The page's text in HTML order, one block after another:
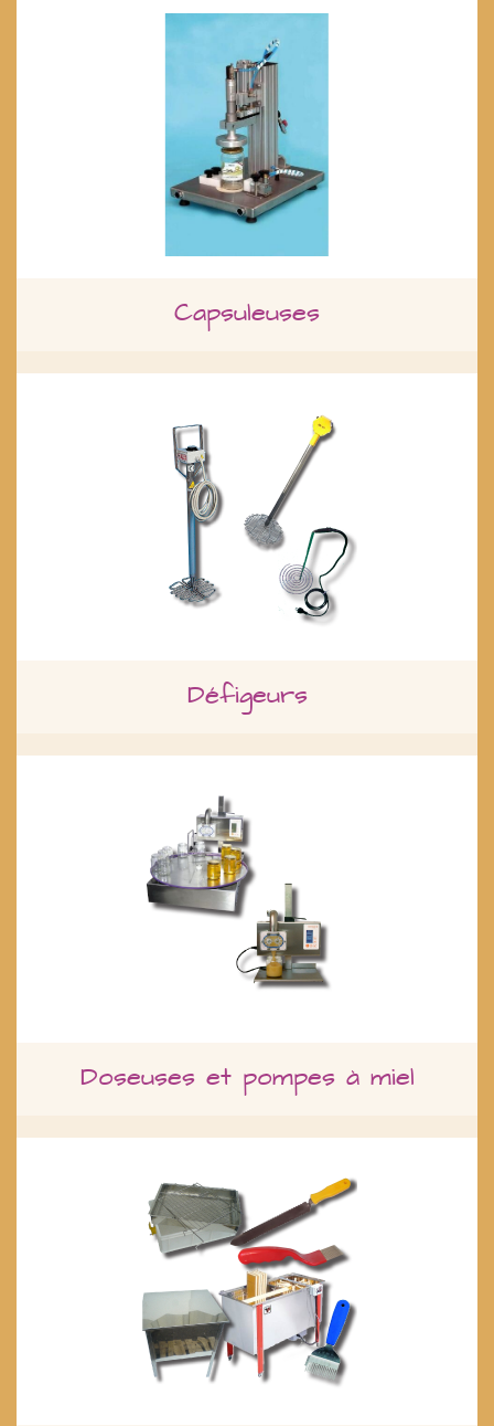
Capsuleuses
Défigeurs
Doseuses et pompes à miel